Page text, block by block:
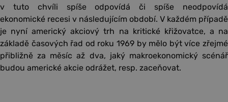
v tuto chvíli spíše odpovídá či spíše neodpovídá
ekonomické recesi v následujícím období. V každém případě
je nyní americký akciový trh na kritické křižovatce, a na
základě časových řad od roku 1969 by mělo být více zřejmé
přibližně za měsíc až dva, jaký makroekonomický scénář
budou americké akcie odrážet, resp. zaceňovat.